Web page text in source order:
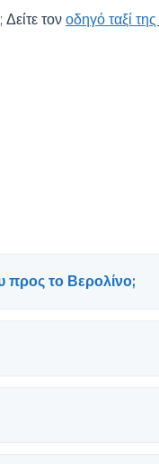
τον οδηγό ταξί
προς το Βερολίνο;